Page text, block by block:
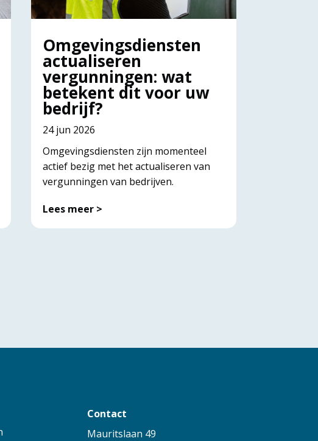
Omgevingsdiensten
actualiseren
vergunningen: wat
betekent dit voor uw
bedrijf?
24 jun 2026
Omgevingsdiensten zijn momenteel
actief bezig met het actualiseren van
vergunningen van bedrijven.
Lees meer >
Contact
Mauritslaan 49